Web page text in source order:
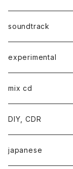
soundtrack
experimental
mix cd
DIY, CDR
japanese